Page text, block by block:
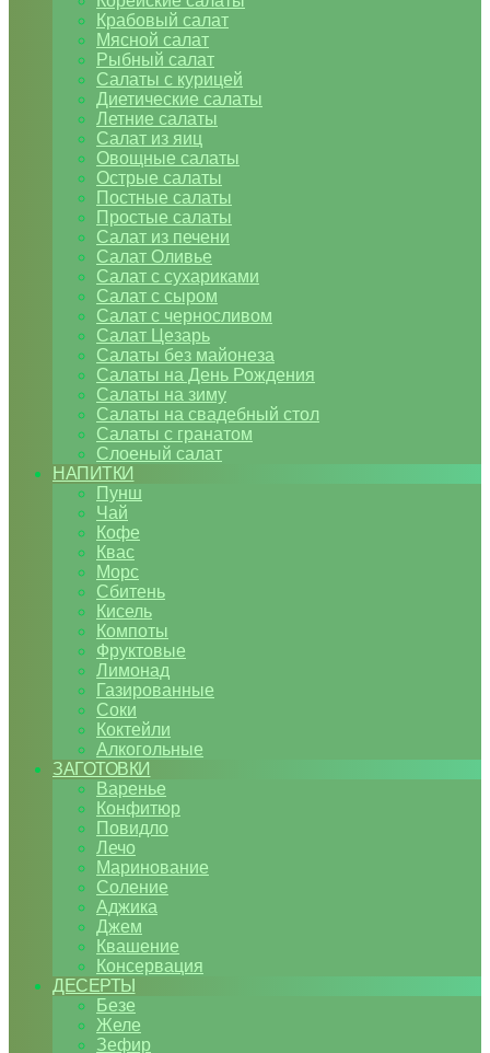
Крабовый салат
Мясной салат
Рыбный салат
Салаты с курицей
Диетические салаты
Летние салаты
Салат из яиц
Овощные салаты
Острые салаты
Постные салаты
Простые салаты
Салат из печени
Салат Оливье
Салат с сухариками
Салат с сыром
Салат с черносливом
Салат Цезарь
Салаты без майонеза
Салаты на День Рождения
Салаты на зиму
Салаты на свадебный стол
Салаты с гранатом
Слоеный салат
НАПИТКИ
Пунш
Чай
Кофе
Квас
Морс
Сбитень
Кисель
Компоты
Фруктовые
Лимонад
Газированные
Соки
Коктейли
Алкогольные
ЗАГОТОВКИ
Варенье
Конфитюр
Повидло
Лечо
Маринование
Соление
Аджика
Джем
Квашение
Консервация
ДЕСЕРТЫ
Безе
Желе
Зефир